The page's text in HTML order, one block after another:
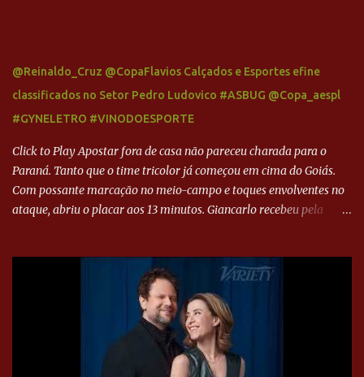
@Reinaldo_Cruz @CopaFlavios Calçados e Esportes efine
classificados no Setor Pedro Ludovico #ASBUG @Copa_aespl
#GYNELETRO #VINODOESPORTE
Click to Play Apostar fora de casa não pareceu charada para o
Paraná. Tanto que o time tricolor já começou em cima do Goiás.
Com possante marcação no meio-campo e toques envolventes no
ataque, abriu o placar aos 13 minutos. Giancarlo recebeu pela
Paraná ampliou a vantagem aos 21 minutos. Éverton Garroni
desviou cruzamento de cabeça e, mesmo de costas, incidiu o canto
direito de Harlei. O goleiro esmeraldino se esticou e até tocou na
bola, mas não o suficiente para desviar sua trajetória. O ataque do
Goiás era nulo, tanto que o Paraná seguiu em cima. Aos 32
minutos, Jefferson cabeceou e Harlei fez grande defesa. Seis